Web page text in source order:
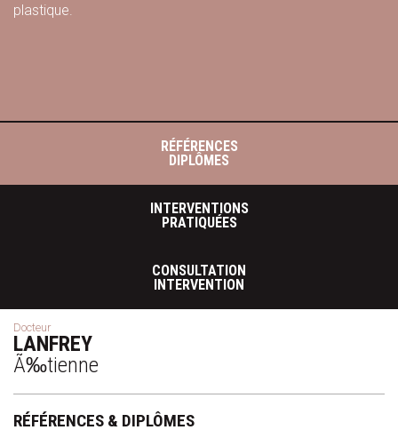
plastique.
RÉFÉRENCES
DIPLÔMES
INTERVENTIONS
PRATIQUÉES
CONSULTATION
INTERVENTION
Docteur
LANFREY
Ã‰tienne
RÉFÉRENCES & DIPLÔMES